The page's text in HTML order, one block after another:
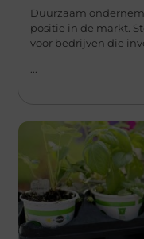
Duurzaam
positie in de markt.
voor bedrijven die
...